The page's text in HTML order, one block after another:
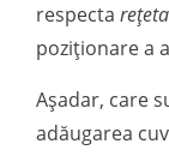
respecta rețeta
poziționare a
Așadar, care
adăugarea